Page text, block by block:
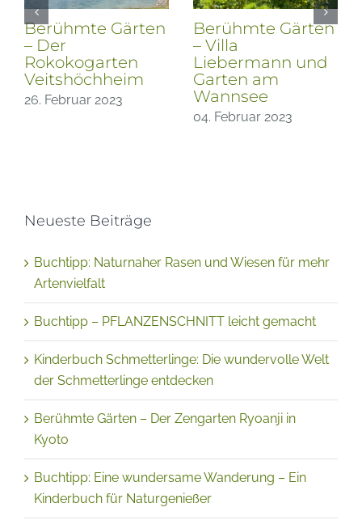
Berühmte Gärten
– Der
Rokokogarten
Veitshöchheim
26. Februar 2023
Berühmte Gärten
– Villa
Liebermann und
Garten am
Wannsee
04. Februar 2023
Neueste Beiträge
Buchtipp: Naturnaher Rasen und Wiesen für mehr
Artenvielfalt
Buchtipp – PFLANZENSCHNITT leicht gemacht
Kinderbuch Schmetterlinge: Die wundervolle Welt
der Schmetterlinge entdecken
Berühmte Gärten – Der Zengarten Ryoanji in
Kyoto
Buchtipp: Eine wundersame Wanderung – Ein
Kinderbuch für Naturgenießer